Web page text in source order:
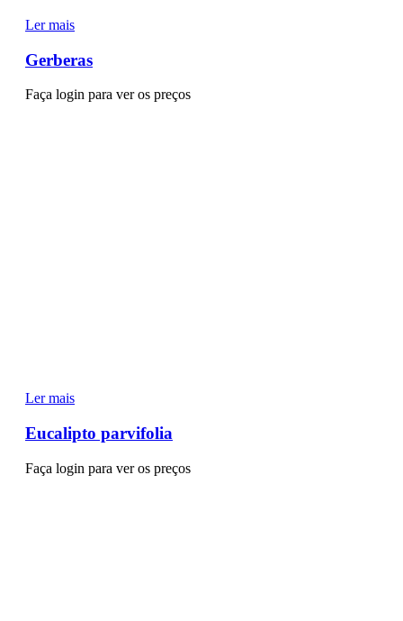
Ler mais
Gerberas
Faça login para ver os preços
Ler mais
Eucalipto parvifolia
Faça login para ver os preços